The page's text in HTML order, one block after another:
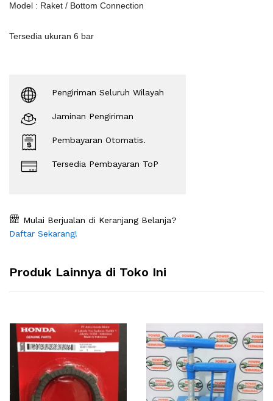
Model : Raket / Bottom Connection
Tersedia ukuran 6 bar
Pengiriman Seluruh Wilayah
Jaminan Pengiriman
Pembayaran Otomatis.
Tersedia Pembayaran ToP
Mulai Berjualan di Keranjang Belanja?
Daftar Sekarang!
Produk Lainnya di Toko Ini